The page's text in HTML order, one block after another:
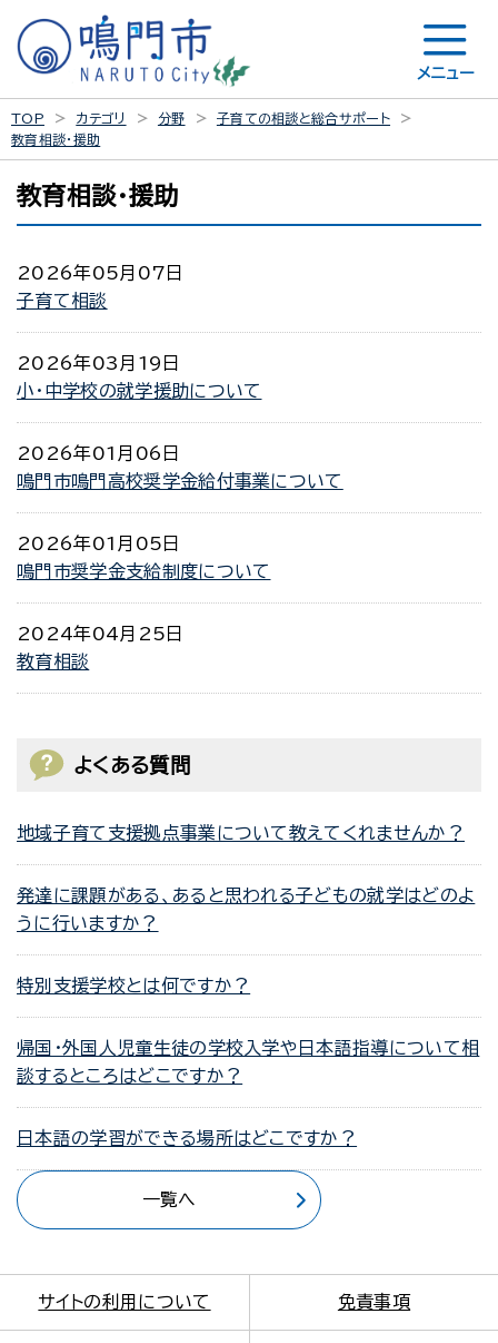
メニュー
TOP カテゴリ 分野
子育ての相談と総合サポート
教育相談・援助
教育相談・援助
2026年05月07日
子育て相談
2026年03月19日
小・中学校の就学援助について
2026年01月06日
鳴門市鳴門高校奨学金給付事業について
2026年01月05日
鳴門市奨学金支給制度について
2024年04月25日
教育相談
よくある質問
地域子育て支援拠点事業について教えてくれませんか？
発達に課題がある、あると思われる子どもの就学はどのよ
うに行いますか？
特別支援学校とは何ですか？
帰国・外国人児童生徒の学校入学や日本語指導について相
談するところはどこですか？
日本語の学習ができる場所はどこですか？
一覧へ
サイトの利用について 免責事項